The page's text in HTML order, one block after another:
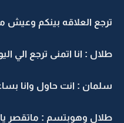
ترجع العلاقه بينكم وعيش
طلال : انا اتمنى ترجع الي
سلمان : انت حاول وانا
طلال وهوبتسم : ماتقصر